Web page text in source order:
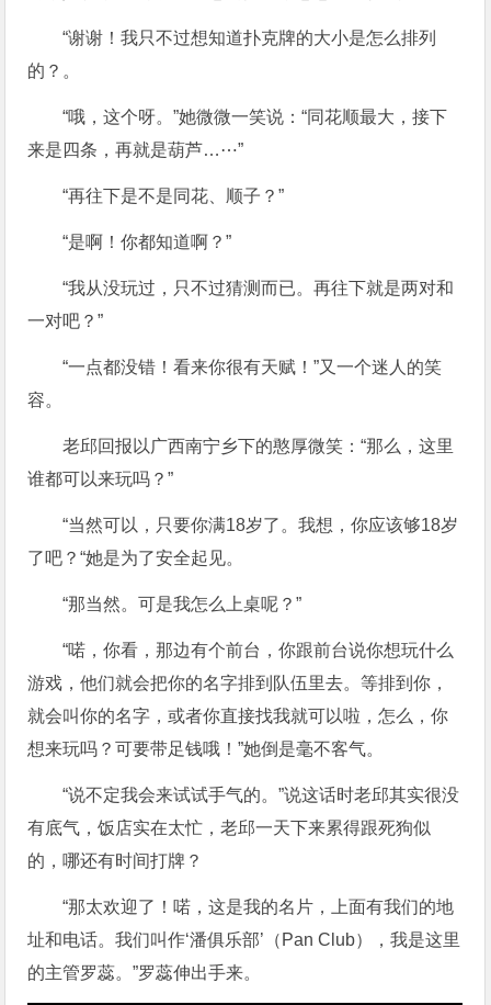
“谢谢！我只不过想知道扑克牌的大小是怎么排列
的？。
“哦，这个呀。”她微微一笑说：“同花顺最大，接下
来是四条，再就是葫芦…⋯”
“再往下是不是同花、顺子？”
“是啊！你都知道啊？”
“我从没玩过，只不过猜测而已。再往下就是两对和
一对吧？”
“一点都没错！看来你很有天赋！”又一个迷人的笑
容。
老邱回报以广西南宁乡下的憨厚微笑：“那么，这里
谁都可以来玩吗？”
“当然可以，只要你满18岁了。我想，你应该够18岁
了吧？“她是为了安全起见。
“那当然。可是我怎么上桌呢？”
“喏，你看，那边有个前台，你跟前台说你想玩什么
游戏，他们就会把你的名字排到队伍里去。等排到你，
就会叫你的名字，或者你直接找我就可以啦，怎么，你
想来玩吗？可要带足钱哦！”她倒是毫不客气。
“说不定我会来试试手气的。”说这话时老邱其实很没
有底气，饭店实在太忙，老邱一天下来累得跟死狗似
的，哪还有时间打牌？
“那太欢迎了！喏，这是我的名片，上面有我们的地
址和电话。我们叫作‘潘俱乐部’（Pan Club），我是这里
的主管罗蕊。”罗蕊伸出手来。